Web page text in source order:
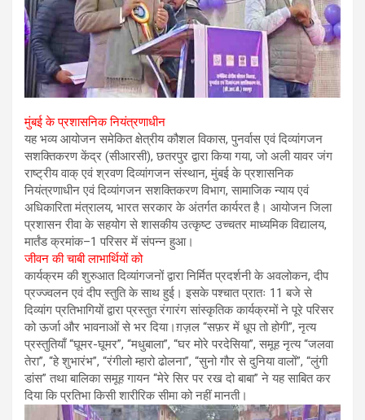
मुंबई के प्रशासनिक नियंत्रणाधीन
यह भव्य आयोजन समेकित क्षेत्रीय कौशल विकास, पुनर्वास एवं दिव्यांगजन
सशक्तिकरण केंद्र (सीआरसी), छतरपुर द्वारा किया गया, जो अली यावर जंग
राष्ट्रीय वाक् एवं श्रवण दिव्यांगजन संस्थान, मुंबई के प्रशासनिक
नियंत्रणाधीन एवं दिव्यांगजन सशक्तिकरण विभाग, सामाजिक न्याय एवं
अधिकारिता मंत्रालय, भारत सरकार के अंतर्गत कार्यरत है। आयोजन जिला
प्रशासन रीवा के सहयोग से शासकीय उत्कृष्ट उच्चतर माध्यमिक विद्यालय,
मार्तंड क्रमांक–1 परिसर में संपन्न हुआ।
जीवन की चाबी लाभार्थियों को
कार्यक्रम की शुरुआत दिव्यांगजनों द्वारा निर्मित प्रदर्शनी के अवलोकन, दीप
प्रज्ज्वलन एवं दीप स्तुति के साथ हुई। इसके पश्चात प्रातः 11 बजे से
दिव्यांग प्रतिभागियों द्वारा प्रस्तुत रंगारंग सांस्कृतिक कार्यक्रमों ने पूरे परिसर
को ऊर्जा और भावनाओं से भर दिया।ग़ज़ल “सफ़र में धूप तो होगी”, नृत्य
प्रस्तुतियाँ “घूमर-घूमर”, “मधुबाला”, “घर मोरे परदेसिया”, समूह नृत्य “जलवा
तेरा”, “हे शुभारंभ”, “रंगीलो म्हारो ढोलना”, “सुनो गौर से दुनिया वालों”, “लुंगी
डांस” तथा बालिका समूह गायन “मेरे सिर पर रख दो बाबा” ने यह साबित कर
दिया कि प्रतिभा किसी शारीरिक सीमा को नहीं मानती।